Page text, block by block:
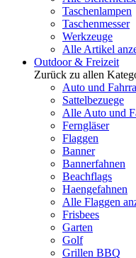
Taschenlampen
Taschenmesser
Werkzeuge
Alle Artikel
Outdoor & Freizeit
Zurück zu allen
Auto und
Sattelbezuege
Alle Auto und
Ferngläser
Flaggen
Banner
Bannerfahnen
Beachflags
Haengefahnen
Alle Flaggen
Frisbees
Garten
Golf
Grillen BBQ